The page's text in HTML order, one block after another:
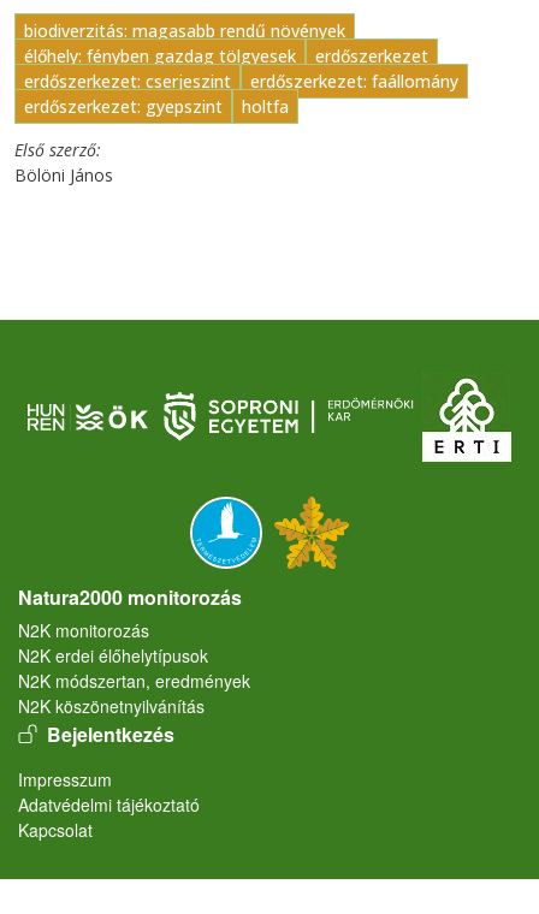
biodiverzitás: magasabb rendű növények
élőhely: fényben gazdag tölgyesek
erdőszerkezet
erdőszerkezet: cserjeszint
erdőszerkezet: faállomány
erdőszerkezet: gyepszint
holtfa
Első szerző
Bölöni János
Natura2000 monitorozás
N2K monitorozás
N2K erdei élőhelytípusok
N2K módszertan, eredmények
N2K köszönetnyilvánítás
User account menu
Bejelentkezés
Lábléc
Impresszum
Adatvédelmi tájékoztató
Kapcsolat